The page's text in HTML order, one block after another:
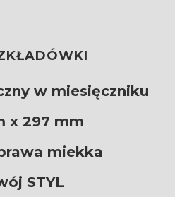
w miesięczniku
x 297 mm
miekka
STYL